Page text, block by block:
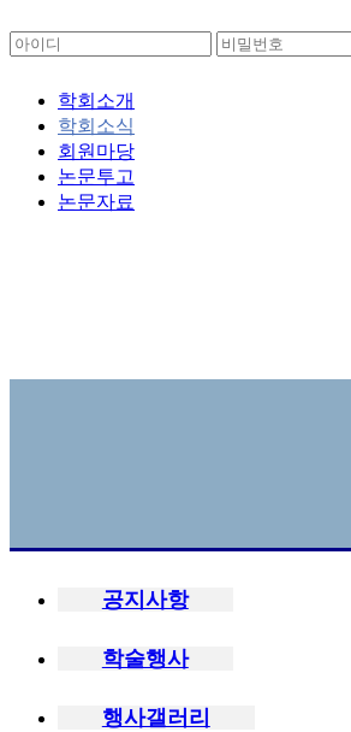
학회소개
학회소식
회원마당
논문투고
논문자료
공지사항
학술행사
행사갤러리